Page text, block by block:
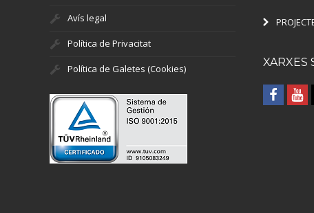
Avís legal
Política de Privacitat
Política de Galetes (Cookies) XARXES